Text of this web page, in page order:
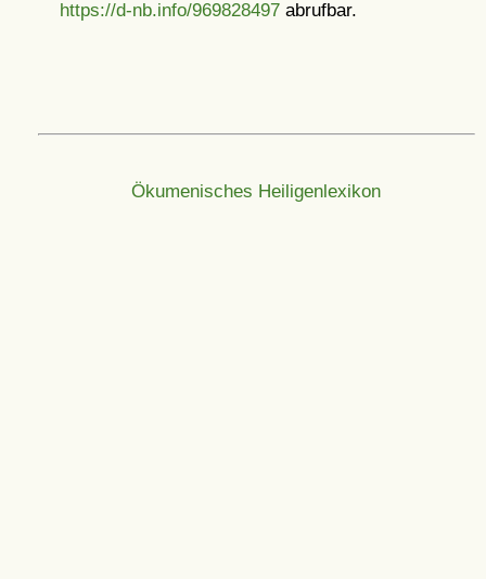
https://d-nb.info/969828497abrufbar.
Ökumenisches Heiligenlexikon